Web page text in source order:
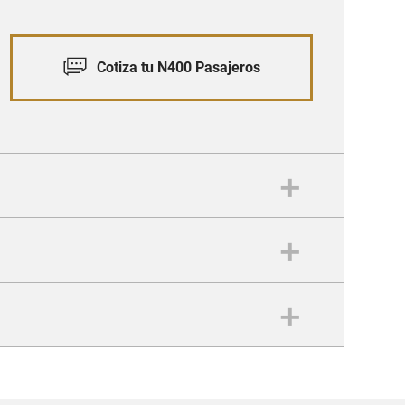
Cotiza tu N400 Pasajeros